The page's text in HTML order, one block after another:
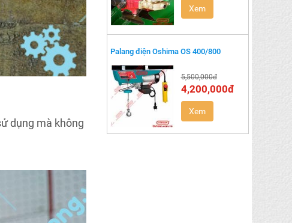
dụng mà không
Xem
Palang điện Oshima OS 400/800
5,500,000đ
4,200,000đ
Xem